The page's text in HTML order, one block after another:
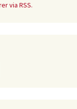
via RSS.